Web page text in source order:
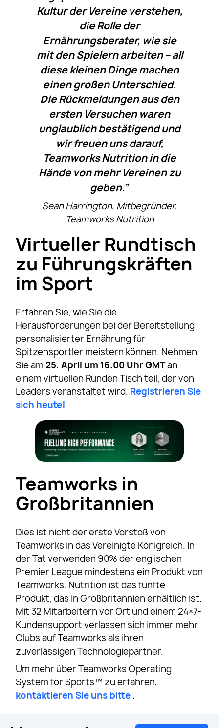
Kultur der Vereine verstehen,
die Rolle der
Ernährungsberater, wie sie
mit den Spielern arbeiten – all
diese kleinen Dinge machen
einen großen Unterschied.
Die Rückmeldungen aus den
ersten Versuchen waren
unglaublich bestätigend und
wir freuen uns darauf,
Teamworks Nutrition in die
Hände von mehr Vereinen zu
geben.”
Sean Harrington, Mitbegründer,
Teamworks Nutrition
Virtueller Rundtisch
zu Führungskräften
im Sport
Erfahren Sie, wie Sie die
Herausforderungen bei der Bereitstellung
personalisierter Ernährung für
Spitzensportler meistern können. Nehmen
Sie am 25. April um 16.00 Uhr GMTan
einem virtuellen Runden Tisch teil, der von
Leaders veranstaltet wird. Registrieren Sie
sich heute!
Teamworks in
Großbritannien
Dies ist nicht der erste Vorstoß von
Teamworks in das Vereinigte Königreich. In
der Tat verwenden 90% der englischen
Premier League mindestens ein Produkt von
Teamworks. Nutrition ist das fünfte
Produkt, das in Großbritannien erhältlich ist.
Mit 32 Mitarbeitern vor Ort und einem 24×7-
Kundensupport verlassen sich immer mehr
Clubs auf Teamworks als ihren
zuverlässigen Technologiepartner.
Um mehr über Teamworks Operating
System for Sports™ zu erfahren,
kontaktieren Sie uns bitte .